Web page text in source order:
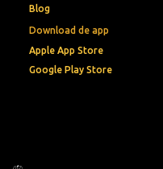
Download de app
Apple App Store
Google Play Store
Blog